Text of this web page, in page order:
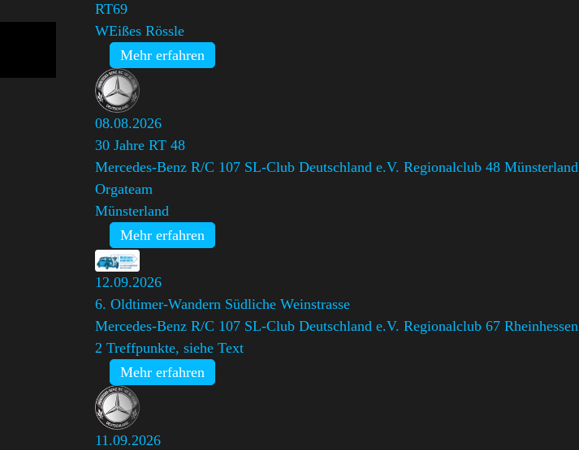
RT69
WEißes Rössle
Mehr erfahren
08.08.2026
30 Jahre RT 48
Mercedes-Benz R/C 107 SL-Club Deutschland e.V. Regionalclub 48 Münsterland
Orgateam
Münsterland
Mehr erfahren
12.09.2026
6. Oldtimer-Wandern Südliche Weinstrasse
Mercedes-Benz R/C 107 SL-Club Deutschland e.V. Regionalclub 67 Rheinhessen
2 Treffpunkte, siehe Text
Mehr erfahren
11.09.2026